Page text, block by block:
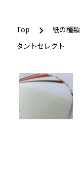
Top 紙の種類
タントセレクト